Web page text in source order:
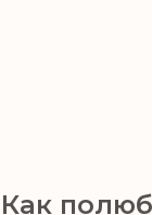
Как